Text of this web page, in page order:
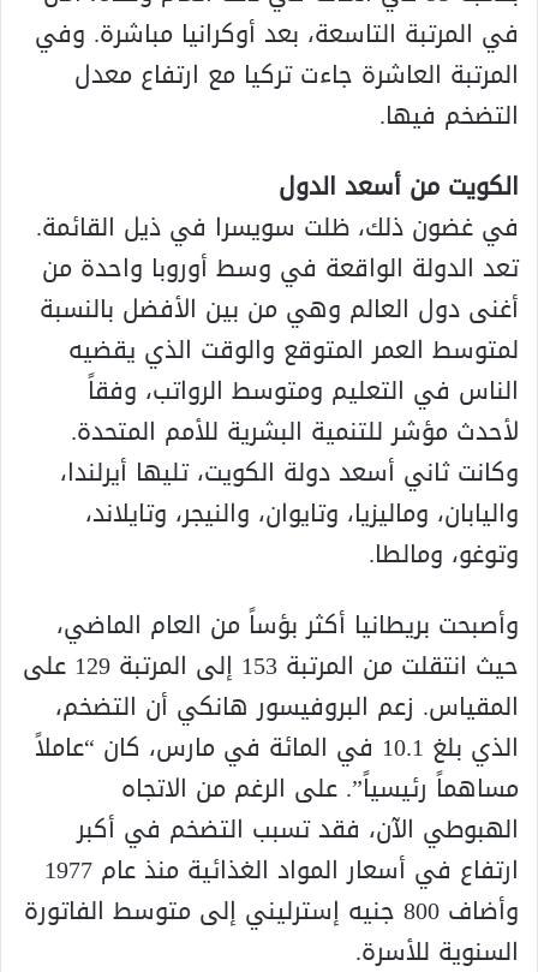
في المرتبة التاسعة، بعد أوكرانيا مباشرة. وفي
المرتبة العاشرة جاءت تركيا مع ارتفاع معدل
التضخم فيها.
الكويت من أسعد الدول
في غضون ذلك، ظلت سويسرا في ذيل القائمة.
تعد الدولة الواقعة في وسط أوروبا واحدة من
أغنى دول العالم وهي من بين الأفضل بالنسبة
لمتوسط العمر المتوقع والوقت الذي يقضيه
الناس في التعليم ومتوسط الرواتب، وفقاً
لأحدث مؤشر للتنمية البشرية للأمم المتحدة.
وكانت ثاني أسعد دولة الكويت، تليها أيرلندا،
واليابان، وماليزيا، وتايوان، والنيجر، وتايلاند،
وتوغو، ومالطا.
وأصبحت بريطانيا أكثر بؤساً من العام الماضي،
حيث انتقلت من المرتبة 153 إلى المرتبة 129 على
المقياس. زعم البروفيسور هانكي أن التضخم،
الذي بلغ 10.1 في المائة في مارس، كان “عاملاً
مساهماً رئيسياً”. على الرغم من الاتجاه
الهبوطي الآن، فقد تسبب التضخم في أكبر
ارتفاع في أسعار المواد الغذائية منذ عام 1977
وأضاف 800 جنيه إسترليني إلى متوسط الفاتورة
السنوية للأسرة.